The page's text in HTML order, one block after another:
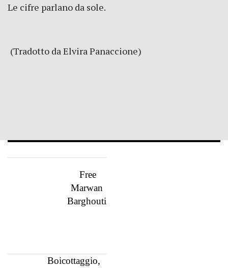
Le cifre parlano da sole.
(Tradotto da Elvira Panaccione)
Free
Marwan
Barghouti
Boicottaggio,